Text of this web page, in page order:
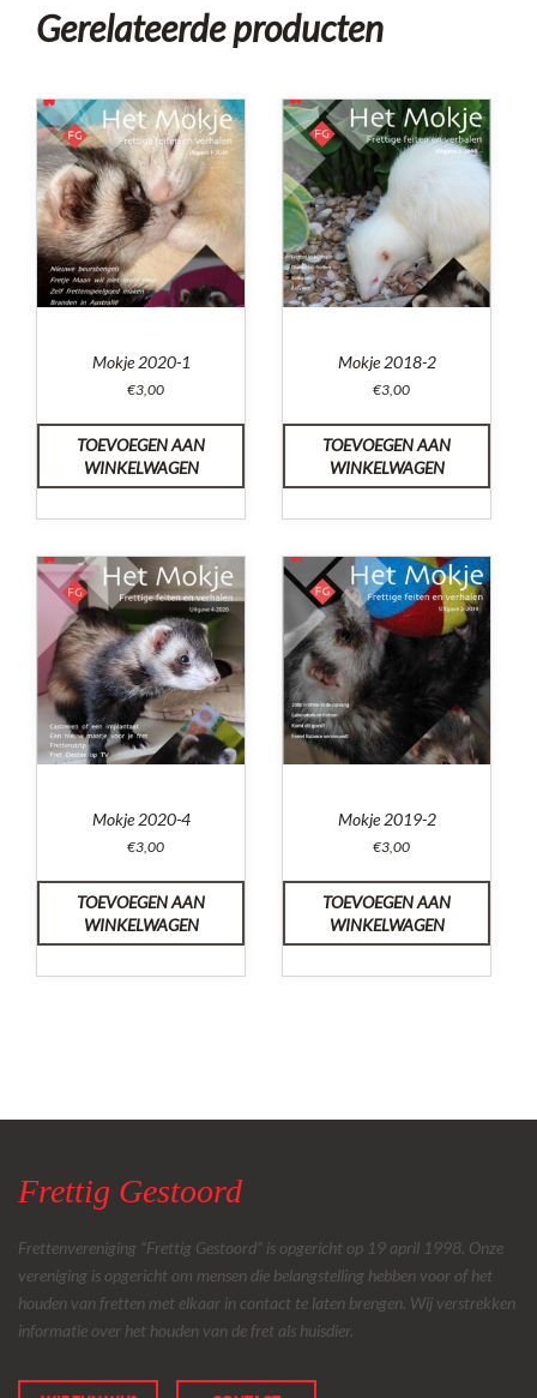
Gerelateerde producten
Mokje 2020-1
€3,00
TOEVOEGEN AAN
WINKELWAGEN
Mokje 2018-2
€3,00
TOEVOEGEN AAN
WINKELWAGEN
Mokje 2020-4
€3,00
TOEVOEGEN AAN
WINKELWAGEN
Mokje 2019-2
€3,00
TOEVOEGEN AAN
WINKELWAGEN
Frettig Gestoord
Frettenvereniging “Frettig Gestoord” is opgericht op 19 april 1998. Onze
vereniging is opgericht om mensen die belangstelling hebben voor of het
houden van fretten met elkaar in contact te laten brengen. Wij verstrekken
informatie over het houden van de fret als huisdier.